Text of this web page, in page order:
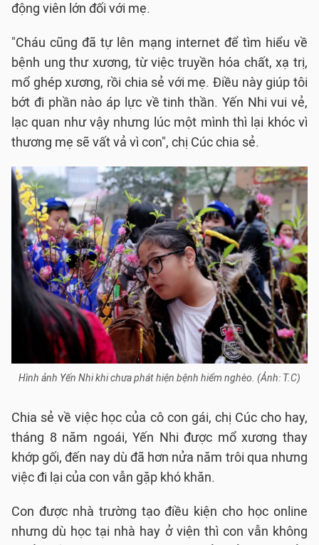
động viên lớn đối với mẹ.
"Cháu cũng đã tự lên mạng internet để tìm hiểu về
bệnh ung thư xương, từ việc truyền hóa chất, xạ trị,
mổ ghép xương, rồi chia sẻ với mẹ. Điều này giúp tôi
bớt đi phần nào áp lực về tinh thần. Yến Nhi vui vẻ,
lạc quan như vậy nhưng lúc một mình thì lại khóc vì
thương mẹ sẽ vất vả vì con", chị Cúc chia sẻ.
Hình ảnh Yến Nhi khi chưa phát hiện bệnh hiểm nghèo. (Ảnh: T.C)
Chia sẻ về việc học của cô con gái, chị Cúc cho hay,
tháng 8 năm ngoái, Yến Nhi được mổ xương thay
khớp gối, đến nay dù đã hơn nửa năm trôi qua nhưng
việc đi lại của con vẫn gặp khó khăn.
Con được nhà trường tạo điều kiện cho học online
nhưng dù học tại nhà hay ở viện thì con vẫn không